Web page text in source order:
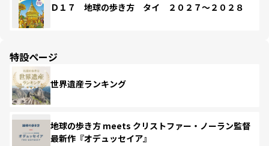
Ｄ１７ 地球の歩き方 タイ ２０２７～２０２８
特設ページ
世界遺産ランキング
地球の歩き方 meets クリストファー・ノーラン監督
最新作『オデュッセイア』